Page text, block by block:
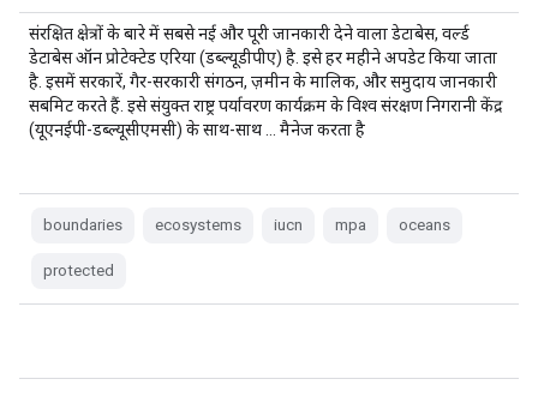
संरक्षित क्षेत्रों के बारे में सबसे नई और पूरी जानकारी देने वाला डेटाबेस, वर्ल्ड
डेटाबेस ऑन प्रोटेक्टेड एरिया (डब्ल्यूडीपीए) है. इसे हर महीने अपडेट किया जाता
है. इसमें सरकारें, गैर-सरकारी संगठन, ज़मीन के मालिक, और समुदाय जानकारी
सबमिट करते हैं. इसे संयुक्त राष्ट्र पर्यावरण कार्यक्रम के विश्व संरक्षण निगरानी केंद्र
(यूएनईपी-डब्ल्यूसीएमसी) के साथ-साथ … मैनेज करता है
boundaries ecosystems iucn mpa oceans
protected